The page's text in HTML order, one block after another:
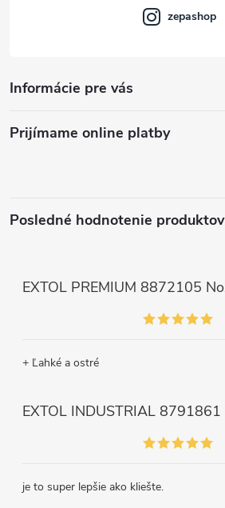
Informácie pre vás
zepashop
Prijímame online platby
Posledné hodnotenie produktov
+ Ľahké a ostré
je to super lepšie ako kliešte.